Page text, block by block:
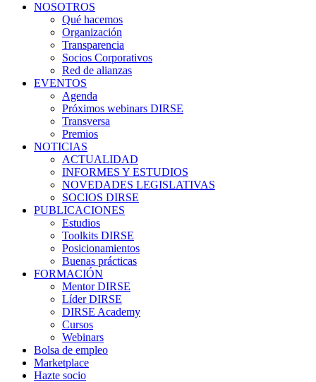
NOSOTROS
Qué hacemos
Organización
Transparencia
Socios Corporativos
Red de alianzas
EVENTOS
Agenda
Próximos webinars DIRSE
Transversa
Premios
NOTICIAS
ACTUALIDAD
INFORMES Y ESTUDIOS
NOVEDADES LEGISLATIVAS
SOCIOS DIRSE
PUBLICACIONES
Estudios
Toolkits DIRSE
Posicionamientos
Buenas prácticas
FORMACIÓN
Mentor DIRSE
Líder DIRSE
DIRSE Academy
Cursos
Webinars
Bolsa de empleo
Marketplace
Hazte socio